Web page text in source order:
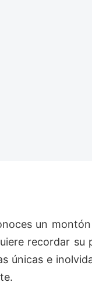
un
recordar su
únicas e